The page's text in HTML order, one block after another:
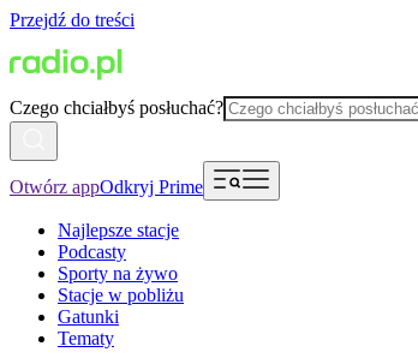
Przejdź do treści
Czego chciałbyś posłuchać?
Otwórz appOdkryj Prime
Najlepsze stacje
Podcasty
Sporty na żywo
Stacje w pobliżu
Gatunki
Tematy